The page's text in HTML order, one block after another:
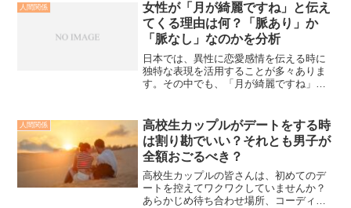
人間関係
女性が「月が綺麗ですね」と伝え
てくる理由は何？「脈あり」か
「脈なし」なのかを分析
日本では、異性に恋愛感情を伝える時に
独特な表現を活用することが多々ありま
す。その中でも、「月が綺麗ですね」
ます。このフレーズは、本来は男性が女
性に向けて使うイメージが強...
人間関係
高校生カップルがデートをする時
は割り勘でいい？それとも男子が
全額おごるべき？
高校生カップルの皆さんは、初めてのデ
ートを控えてワクワクしていませんか？
あらかじめ待ち合わせ場所、コーディネ